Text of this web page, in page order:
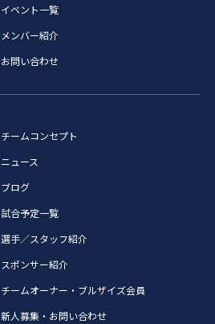
イベント一覧
メンバー紹介
お問い合わせ
チームコンセプト
ニュース
ブログ
試合予定一覧
選手／スタッフ紹介
スポンサー紹介
チームオーナー・ブルザイズ会員
新人募集・お問い合わせ